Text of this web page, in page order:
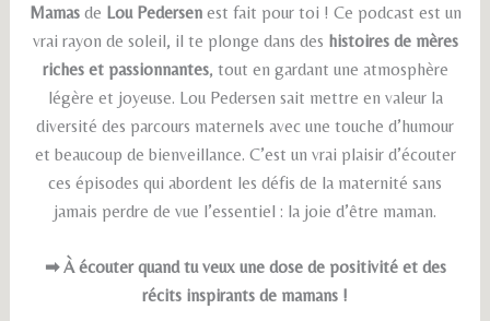
Mamasde Lou Pedersenest fait pour toi ! Ce podcast est un
vrai rayon de soleil, il te plonge dans des histoires de mères
riches et passionnantes, tout en gardant une atmosphère
légère et joyeuse. Lou Pedersen sait mettre en valeur la
diversité des parcours maternels avec une touche d’humour
et beaucoup de bienveillance. C’est un vrai plaisir d’écouter
ces épisodes qui abordent les défis de la maternité sans
jamais perdre de vue l’essentiel : la joie d’être maman.
➡ À écouter quand tu veux une dose de positivité et des
récits inspirants de mamans !